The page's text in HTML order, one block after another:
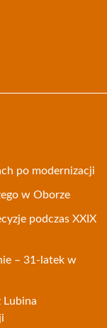
po modernizacji
w Oborze
podczas XXIX
– 31-latek w
Lubina